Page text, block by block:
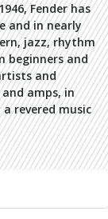
Fender has
and in nearly
jazz, rhythm
beginners and
and
amps, in
revered music